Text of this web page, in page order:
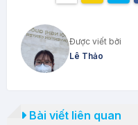
Được viết bởi
Lê Thảo
Bài viết liên quan